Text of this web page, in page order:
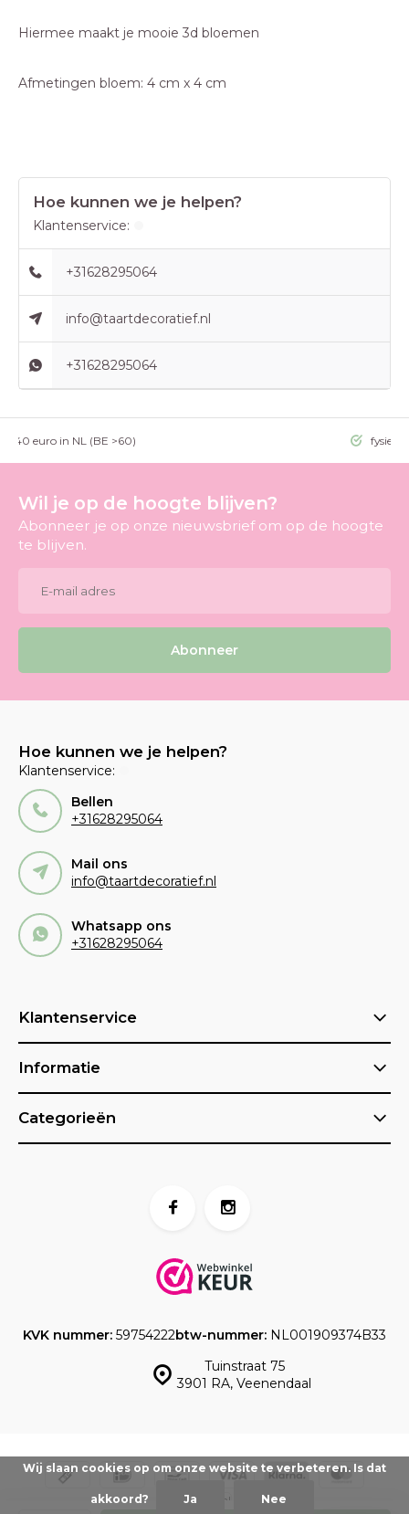
Hiermee maakt je mooie 3d bloemen
Afmetingen bloem: 4 cm x 4 cm
Hoe kunnen we je helpen?
Klantenservice:
+31628295064
info@taartdecoratief.nl
+31628295064
>40 euro in NL (BE >60) fysieke
Wil je op de hoogte blijven?
Abonneer je op onze nieuwsbrief om op de hoogte
te blijven.
Abonneer
Hoe kunnen we je helpen?
Klantenservice:
Bellen
+31628295064
Mail ons
info@taartdecoratief.nl
Whatsapp ons
+31628295064
Klantenservice
Informatie
Categorieën
Tuinstraat 75
3901 RA, Veenendaal
KVK nummer: 59754222btw-nummer: NL001909374B33
Wij slaan cookies op om onze website te verbeteren. Is dat
akkoord? Ja Nee